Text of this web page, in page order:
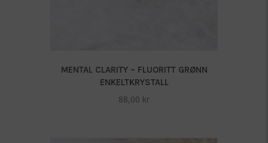
MENTAL CLARITY – FLUORITT GRØNN
ENKELTKRYSTALL
88,00 kr